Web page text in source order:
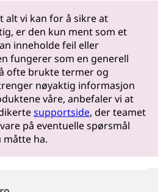
alt vi kan for å sikre at
er den kun ment som et
inneholde feil eller
fungerer som en generell
ofte brukte termer og
nøyaktig informasjon
våre, anbefaler vi at
supportside, der teamet
på eventuelle spørsmål
ha.